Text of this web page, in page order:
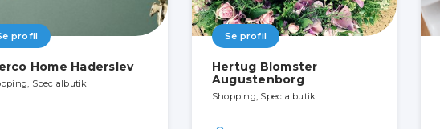
profil
Home Haderslev
Specialbutik
Se profil
Hertug Blomster
Augustenborg
Shopping, Specialbutik